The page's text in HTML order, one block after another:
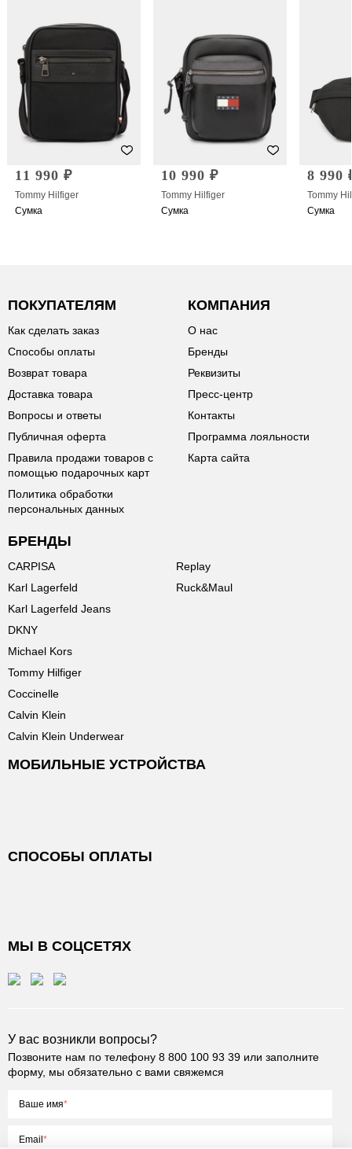
11 990 ₽
Tommy Hilfiger
Сумка
10 990 ₽
Tommy Hilfiger
Сумка
8 990
Tommy
Сумка
ПОКУПАТЕЛЯМ
Как сделать заказ
Способы оплаты
Возврат товара
Доставка товара
Вопросы и ответы
Публичная оферта
Правила продажи товаров с
помощью подарочных карт
Политика обработки
персональных данных
КОМПАНИЯ
О нас
Бренды
Реквизиты
Пресс-центр
Контакты
Программа лояльности
Карта сайта
БРЕНДЫ
CARPISA
Karl Lagerfeld
Karl Lagerfeld Jeans
DKNY
Michael Kors
Tommy Hilfiger
Coccinelle
Calvin Klein
Calvin Klein Underwear
Replay
Ruck&Maul
МОБИЛЬНЫЕ УСТРОЙСТВА
СПОСОБЫ ОПЛАТЫ
МЫ В СОЦСЕТЯХ
У вас возникли вопросы?
Позвоните нам по телефону 8 800 100 93 39 или заполните
форму, мы обязательно с вами свяжемся
Ваше имя
Email